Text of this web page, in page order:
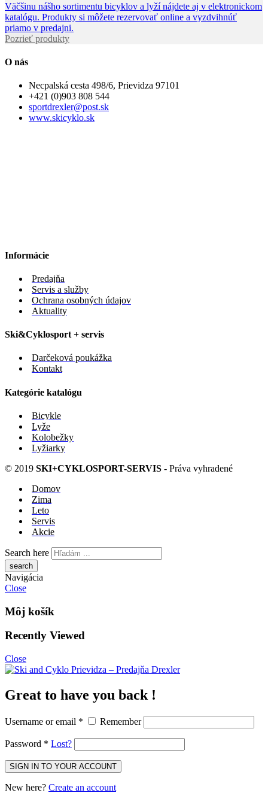
Väčšinu nášho sortimentu bicyklov a lyží nájdete aj v elektronickom
katalógu. Produkty si môžete rezervovať online a vyzdvihnúť
priamo v predajni.
Pozrieť produkty
O nás
Necpalská cesta 498/6, Prievidza 97101
+421 (0)903 808 544
sportdrexler@post.sk
www.skicyklo.sk
Informácie
Predajňa
Servis a služby
Ochrana osobných údajov
Aktuality
Ski&Cyklosport + servis
Darčeková poukážka
Kontakt
Kategórie katalógu
Bicykle
Lyže
Kolobežky
Lyžiarky
© 2019 SKI+CYKLOSPORT-SERVIS - Práva vyhradené
Domov
Zima
Leto
Servis
Akcie
Search here
Navigácia
Close
Môj košík
Recently Viewed
Close
Great to have you back !
Username or email * Remember
Password * Lost?
New here? Create an account